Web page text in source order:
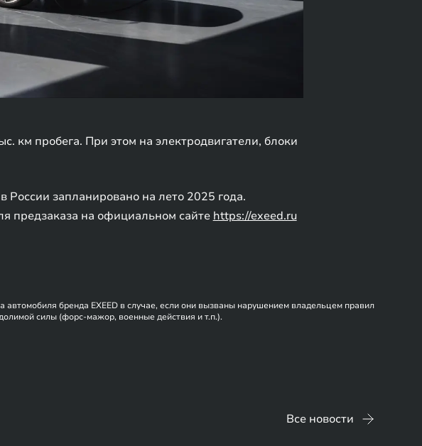
км пробега. При этом на электродвигатели, блоки
России запланировано на лето 2025 года.
предзаказа на официальном сайте https://exeed.ru
автомобиля бренда EXEED в случае, если они вызваны нарушением владельцем правил
силы (форс-мажор, военные действия и т.п.).
Все новости